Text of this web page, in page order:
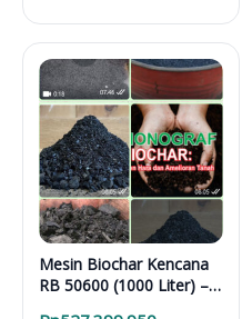
Mesin Biochar Kencana
RB 50600 (1000 Liter) –